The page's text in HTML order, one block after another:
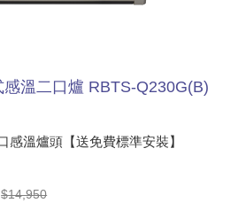
溫二口爐 RBTS-Q230G(B)
感溫爐頭【送免費標準安裝】
$14,950